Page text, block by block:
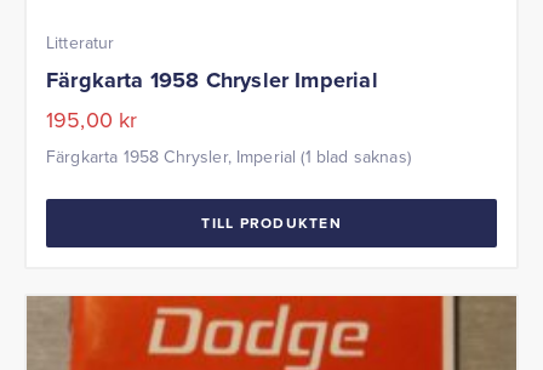
Litteratur
Färgkarta 1958 Chrysler Imperial
195,00 kr
Färgkarta 1958 Chrysler, Imperial (1 blad saknas)
TILL PRODUKTEN